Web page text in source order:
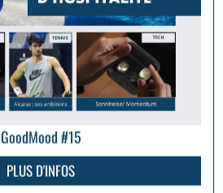
GoodMood #15
PLUS D'INFOS